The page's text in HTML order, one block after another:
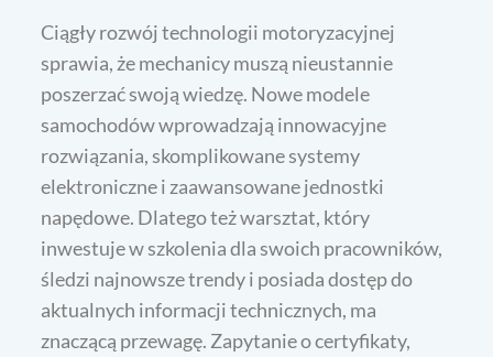
Ciągły rozwój technologii motoryzacyjnej
sprawia, że mechanicy muszą nieustannie
poszerzać swoją wiedzę. Nowe modele
samochodów wprowadzają innowacyjne
rozwiązania, skomplikowane systemy
elektroniczne i zaawansowane jednostki
napędowe. Dlatego też warsztat, który
inwestuje w szkolenia dla swoich pracowników,
śledzi najnowsze trendy i posiada dostęp do
aktualnych informacji technicznych, ma
znaczącą przewagę. Zapytanie o certyfikaty,